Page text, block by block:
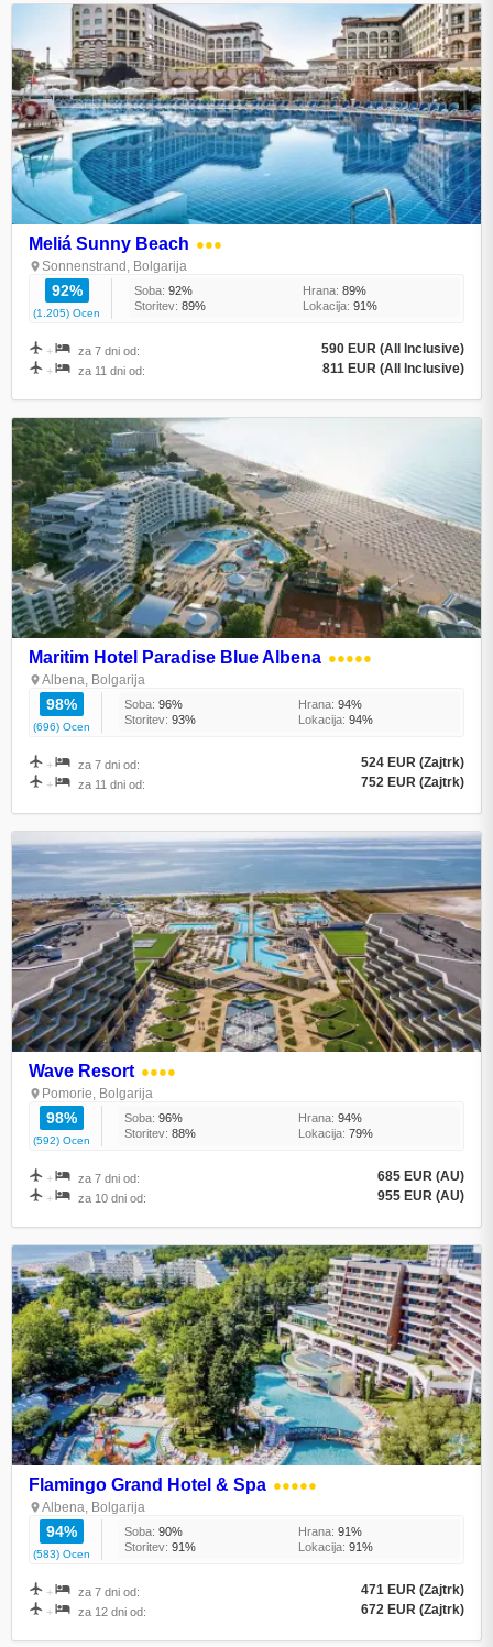
Meliá Sunny Beach ●●●
Sonnenstrand, Bolgarija
92%
(1.205) Ocen
Soba: 92% Hrana: 89%
Storitev: 89% Lokacija: 91%
+ za 7 dni od: 590 EUR (All Inclusive)
+ za 11 dni od: 811 EUR (All Inclusive)
Maritim Hotel Paradise Blue Albena ●●●●●
Albena, Bolgarija
98%
(696) Ocen
Soba: 96% Hrana: 94%
Storitev: 93% Lokacija: 94%
+ za 7 dni od: 524 EUR (Zajtrk)
+ za 11 dni od: 752 EUR (Zajtrk)
Wave Resort ●●●●
Pomorie, Bolgarija
98%
(592) Ocen
Soba: 96% Hrana: 94%
Storitev: 88% Lokacija: 79%
+ za 7 dni od: 685 EUR (AU)
+ za 10 dni od: 955 EUR (AU)
Flamingo Grand Hotel & Spa ●●●●●
Albena, Bolgarija
94%
(583) Ocen
Soba: 90% Hrana: 91%
Storitev: 91% Lokacija: 91%
+ za 7 dni od: 471 EUR (Zajtrk)
+ za 12 dni od: 672 EUR (Zajtrk)